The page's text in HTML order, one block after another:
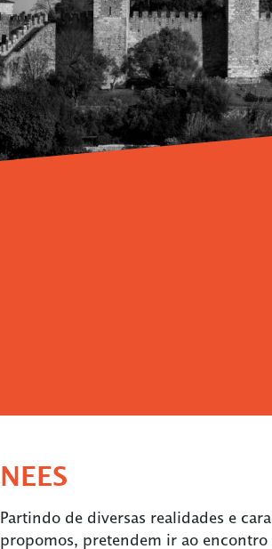
NEES
Partindo de diversas realidades e
propomos, pretendem ir ao